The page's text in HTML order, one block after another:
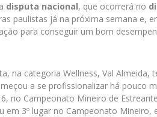
disputa nacional, que ocorrerá no
paulistas já na próxima semana e,
para conseguir um bom
na categoria Wellness, Val Almeida,
a se profissionalizar há pouco
no Campeonato Mineiro de
em 3º lugar no Campeonato Mineiro,